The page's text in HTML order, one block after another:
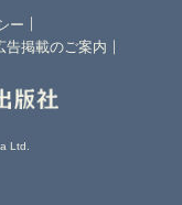
ー ｜
告掲載のご案内 ｜
Ltd.